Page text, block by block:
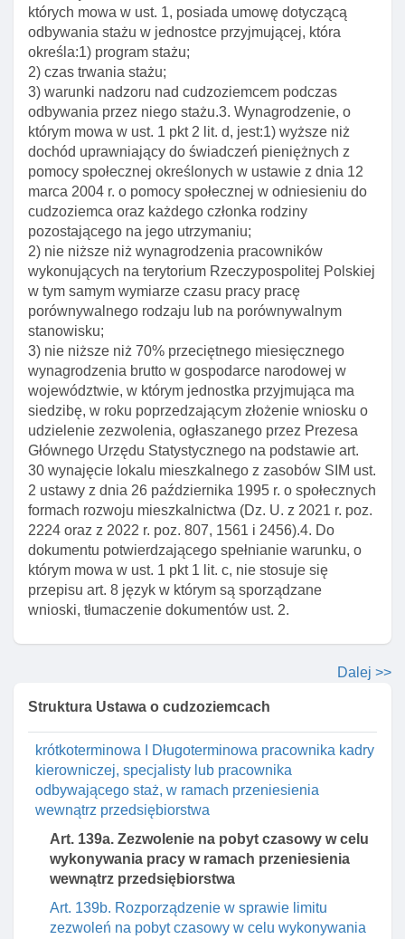
których mowa w ust. 1, posiada umowę dotyczącą
odbywania stażu w jednostce przyjmującej, która
określa:1) program stażu;
2) czas trwania stażu;
3) warunki nadzoru nad cudzoziemcem podczas
odbywania przez niego stażu.3. Wynagrodzenie, o
którym mowa w ust. 1 pkt 2 lit. d, jest:1) wyższe niż
dochód uprawniający do świadczeń pieniężnych z
pomocy społecznej określonych w ustawie z dnia 12
marca 2004 r. o pomocy społecznej w odniesieniu do
cudzoziemca oraz każdego członka rodziny
pozostającego na jego utrzymaniu;
2) nie niższe niż wynagrodzenia pracowników
wykonujących na terytorium Rzeczypospolitej Polskiej
w tym samym wymiarze czasu pracy pracę
porównywalnego rodzaju lub na porównywalnym
stanowisku;
3) nie niższe niż 70% przeciętnego miesięcznego
wynagrodzenia brutto w gospodarce narodowej w
województwie, w którym jednostka przyjmująca ma
siedzibę, w roku poprzedzającym złożenie wniosku o
udzielenie zezwolenia, ogłaszanego przez Prezesa
Głównego Urzędu Statystycznego na podstawie art.
30 wynajęcie lokalu mieszkalnego z zasobów SIM ust.
2 ustawy z dnia 26 października 1995 r. o społecznych
formach rozwoju mieszkalnictwa (Dz. U. z 2021 r. poz.
2224 oraz z 2022 r. poz. 807, 1561 i 2456).4. Do
dokumentu potwierdzającego spełnianie warunku, o
którym mowa w ust. 1 pkt 1 lit. c, nie stosuje się
przepisu art. 8 język w którym są sporządzane
wnioski, tłumaczenie dokumentów ust. 2.
Dalej >>
Struktura Ustawa o cudzoziemcach
Art. 128. Okres zezwolenia na pobyt czasowy w
celu wykonywania pracy w zawodzie
wymagającym wysokich kwalifikacji
Art. 129. Wyłączenie stosowania niektórych
wymogów ustawy
Art. 130. Obowiązek spełnienia wymogów
określonych odrębnymi przepisami
Art. 131. Przesłanki odmowy wszczęcia
postępowania w sprawie udzielenia
cudzoziemcowi zezwolenia na pobyt czasowy w
celu wykonywania pracy w zawodzie
wymagającym wysokich kwalifikacji
Art. 132. Inne przesłanki odmowy zezwolenia na
pobyt czasowy
Art. 133. Przesłanki cofnięcia zezwolenia na pobyt
czasowy w celu wykonywania pracy w zawodzie
wymagającym wysokich kwalifikacji
Art. 134. Obowiązek informowania o utracie pracy
w zawodzie wymagającym wysokich kwalifikacji
Art. 135. Zmiana zezwolenia na pobyt czasowy w
celu wykonywania pracy w zawodzie
wymagającym wysokich kwalifikacji
Art. 136. Odesłanie do przepisów ustawy o
promocji zatrudnienia I instytucjach rynku pracy
Art. 137. Elementy decyzji o udzieleniu zezwolenia
na pobyt czasowy w celu wykonywania pracy w
zawodzie wymagającym wysokich kwalifikacji
Art. 138. Odpisy decyzji przekazywane szefowi
wykonywania pracy w ramach przeniesienia
wewnątrz przedsiębiorstwa. Mobilność
krótkoterminowa I Długoterminowa pracownika kadry
kierowniczej, specjalisty lub pracownika
odbywającego staż, w ramach przeniesienia
wewnątrz przedsiębiorstwa
Art. 139a. Zezwolenie na pobyt czasowy w celu
wykonywania pracy w ramach przeniesienia
wewnątrz przedsiębiorstwa
Art. 139b. Rozporządzenie w sprawie limitu
zezwoleń na pobyt czasowy w celu wykonywania